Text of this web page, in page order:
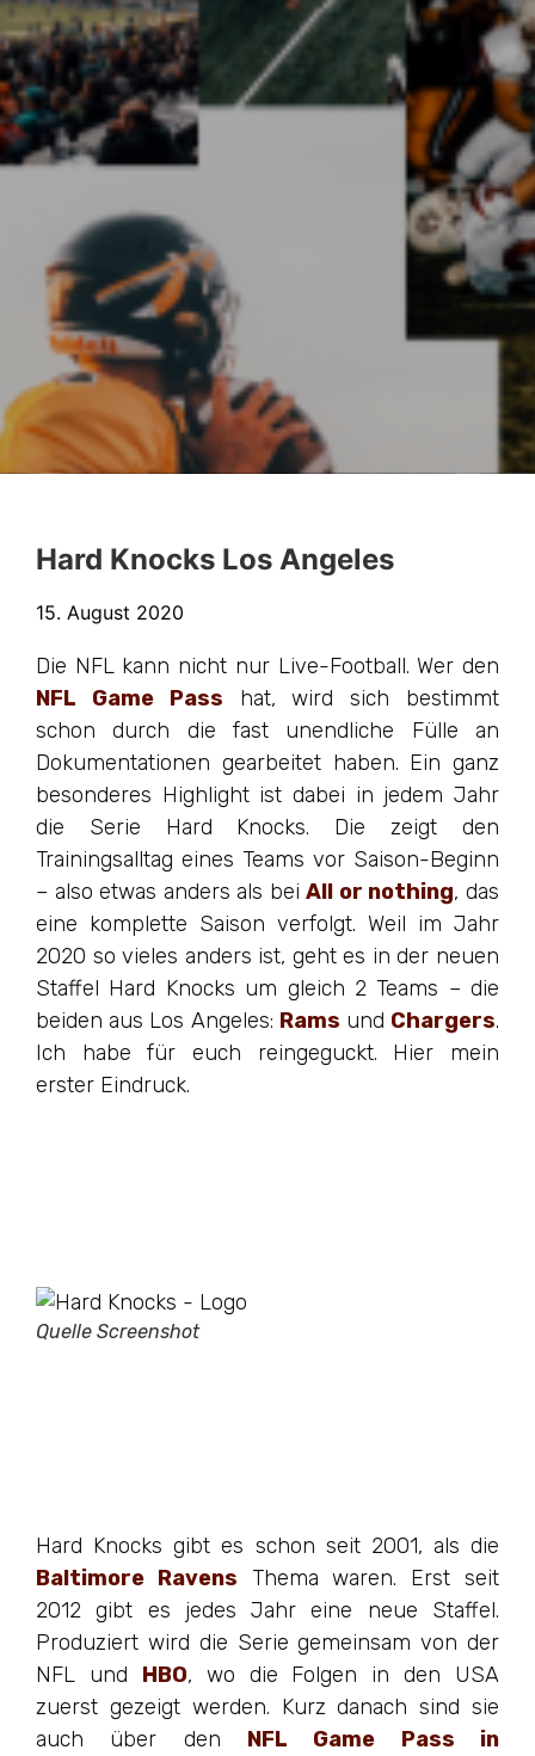
Hard Knocks Los Angeles
15. August 2020
Die NFL kann nicht nur Live-Football. Wer den
NFL Game Pass hat, wird sich bestimmt
schon durch die fast unendliche Fülle an
Dokumentationen gearbeitet haben. Ein ganz
besonderes Highlight ist dabei in jedem Jahr
die Serie Hard Knocks. Die zeigt den
Trainingsalltag eines Teams vor Saison-Beginn
– also etwas anders als beiAll or nothing, das
eine komplette Saison verfolgt. Weil im Jahr
2020 so vieles anders ist, geht es in der neuen
Staffel Hard Knocks um gleich 2 Teams – die
beiden aus Los Angeles: Rams und Chargers.
Ich habe für euch reingeguckt. Hier mein
erster Eindruck.
Quelle Screenshot
Hard Knocks gibt es schon seit 2001, als die
Baltimore Ravens Thema waren. Erst seit
2012 gibt es jedes Jahr eine neue Staffel.
Produziert wird die Serie gemeinsam von der
NFL und HBO, wo die Folgen in den USA
zuerst gezeigt werden. Kurz danach sind sie
auch über den NFL Game Pass in